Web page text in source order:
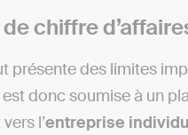
chiffre
présente des limites
est donc soumise à un
l’entreprise